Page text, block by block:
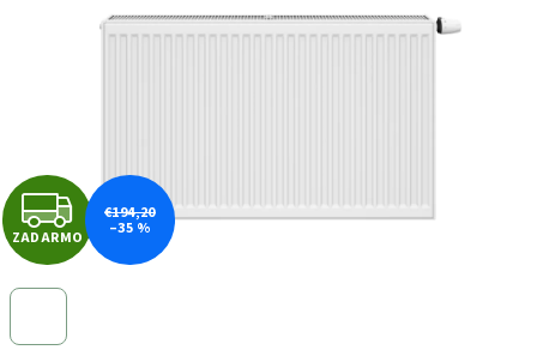
hviezdičiek.
Z
A
ZADARMO
€194,20
–35 %